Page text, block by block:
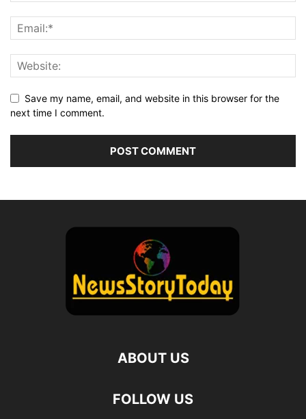
Save my name, email, and website in this browser for the
next time I comment.
ABOUT US
FOLLOW US